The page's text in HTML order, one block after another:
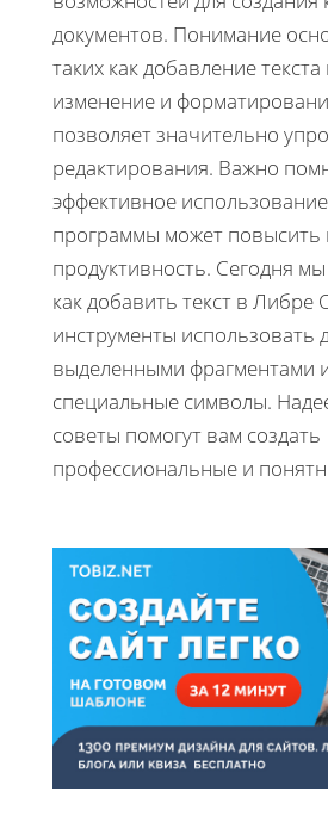
документов. Понимание
таких как добавление
изменение и
позволяет значительно
редактирования. Важно
эффективное
программы может повысить
продуктивность. Сегодня
как добавить текст в Либре
инструменты использовать
выделенными фрагментами
специальные символы.
советы помогут вам создать
профессиональные и